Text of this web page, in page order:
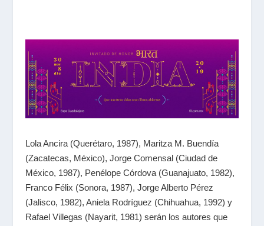
Lola Ancira (Querétaro, 1987), Maritza M. Buendía
(Zacatecas, México), Jorge Comensal (Ciudad de
México, 1987), Penélope Córdova (Guanajuato, 1982),
Franco Félix (Sonora, 1987), Jorge Alberto Pérez
(Jalisco, 1982), Aniela Rodríguez (Chihuahua, 1992) y
Rafael Villegas (Nayarit, 1981) serán los autores que